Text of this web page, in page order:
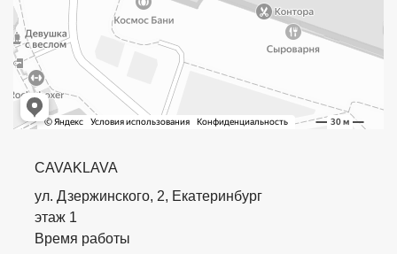
CAVAKLAVA
ул. Дзержинского, 2, Екатеринбург
этаж 1
Время работы